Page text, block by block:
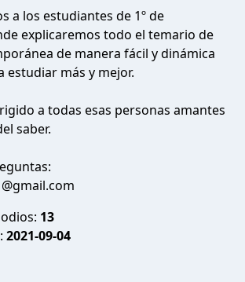
a los estudiantes de 1º de
explicaremos todo el temario de
de manera fácil y dinámica
estudiar más y mejor.
a todas esas personas amantes
saber.
13
2021-09-04